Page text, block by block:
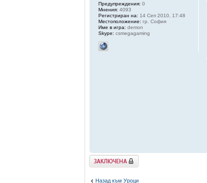
Предупреждения: 0
Мнения: 4093
Регистриран на: 14 Сеп 2010, 17:48
Местоположение: гр. София
Име в игра: demon
Skype: csmegagaming
Заключена
Назад към Уроци